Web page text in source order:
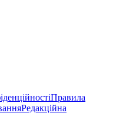
Правила
Редакційна